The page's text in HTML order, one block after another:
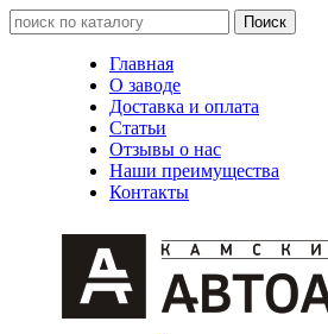
Главная
О заводе
Доставка и оплата
Статьи
Отзывы о нас
Наши преимущества
Контакты